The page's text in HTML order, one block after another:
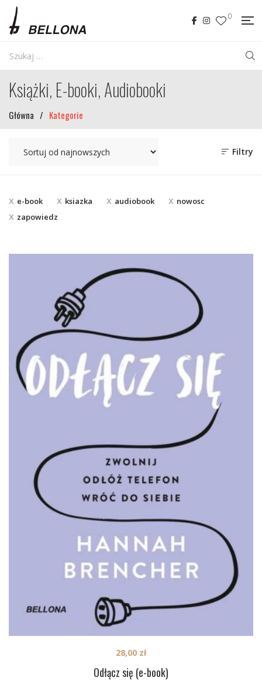
0
Książki, E-booki, Audiobooki
Główna / Kategorie
Filtry
e-book ksiazka audiobook
nowosc
zapowiedz
Odłącz się (e-book)
28,00 zł